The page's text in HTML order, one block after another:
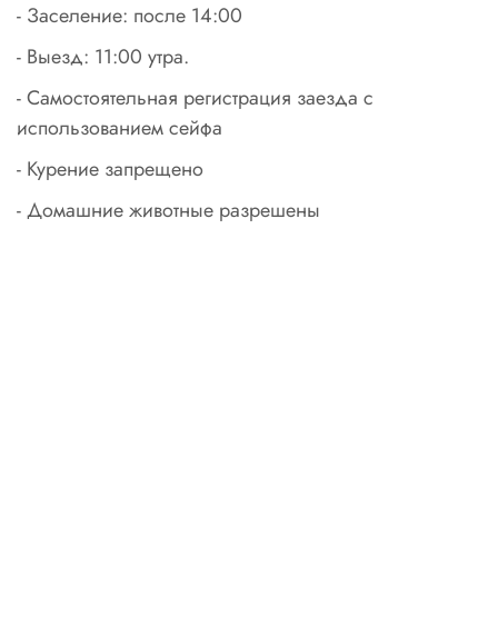
- Заселение: после 14:00
- Выезд: 11:00 утра.
- Самостоятельная регистрация заезда с
использованием сейфа
- Курение запрещено
- Домашние животные разрешены